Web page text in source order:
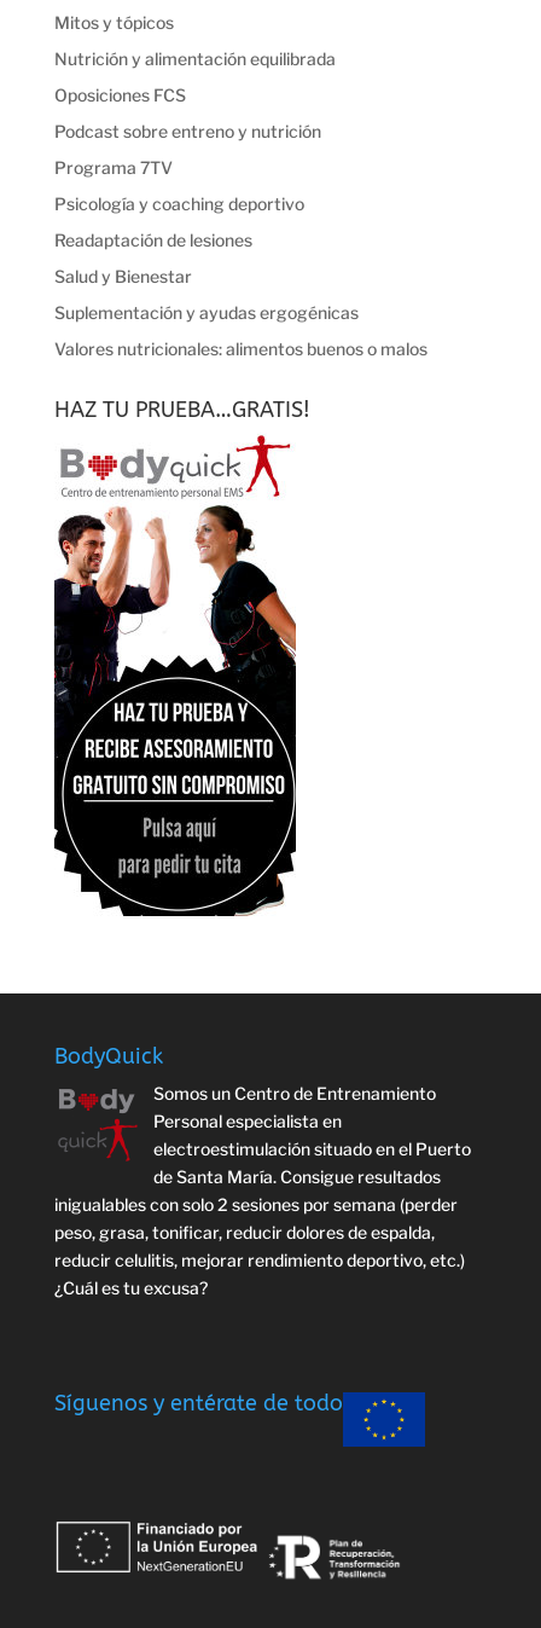
Mitos y tópicos
Nutrición y alimentación equilibrada
Oposiciones FCS
Podcast sobre entreno y nutrición
Programa 7TV
Psicología y coaching deportivo
Readaptación de lesiones
Salud y Bienestar
Suplementación y ayudas ergogénicas
Valores nutricionales: alimentos buenos o malos
HAZ TU PRUEBA…GRATIS!
BodyQuick
Somos un Centro de Entrenamiento
Personal especialista en
electroestimulación situado en el Puerto
de Santa María. Consigue resultados
inigualables con solo 2 sesiones por semana (perder
peso, grasa, tonificar, reducir dolores de espalda,
reducir celulitis, mejorar rendimiento deportivo, etc.)
¿Cuál es tu excusa?
Síguenos y entérate de todo